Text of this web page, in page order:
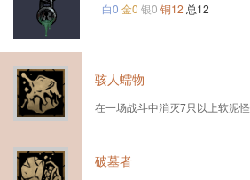
白0 金0 银0 铜12 总12
骇人蠕物
在一场战斗中消灭7只以上软泥怪
破墓者